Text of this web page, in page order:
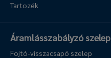
Tartozék
Áramlásszabályzó szelep
Fojtó-visszacsapó szelep